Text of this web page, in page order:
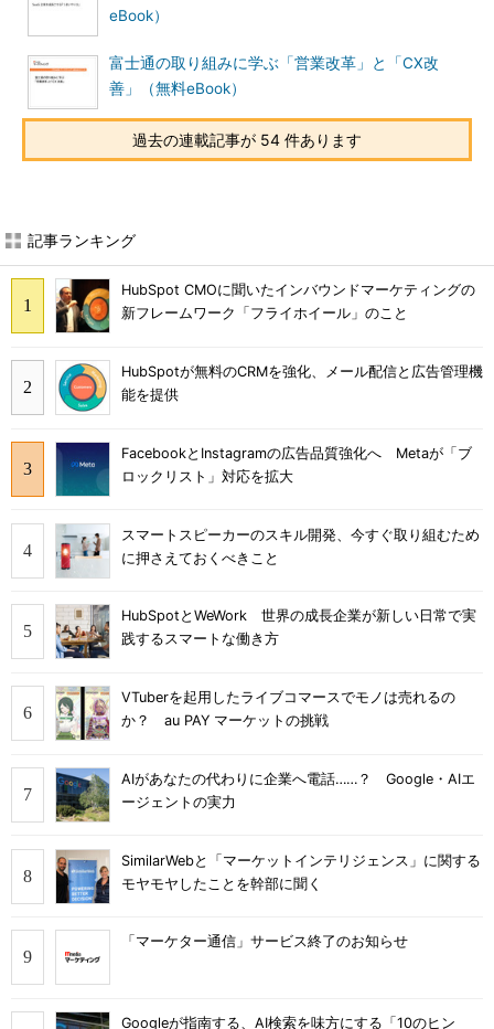
eBook）
富士通の取り組みに学ぶ「営業改革」と「CX改
善」（無料eBook）
過去の連載記事が 54 件あります
記事ランキング
HubSpot CMOに聞いたインバウンドマーケティングの
新フレームワーク「フライホイール」のこと
HubSpotが無料のCRMを強化、メール配信と広告管理機
能を提供
FacebookとInstagramの広告品質強化へ Metaが「ブ
ロックリスト」対応を拡大
スマートスピーカーのスキル開発、今すぐ取り組むため
に押さえておくべきこと
HubSpotとWeWork 世界の成長企業が新しい日常で実
践するスマートな働き方
VTuberを起用したライブコマースでモノは売れるの
か？ au PAY マーケットの挑戦
AIがあなたの代わりに企業へ電話……？ Google・AIエ
ージェントの実力
SimilarWebと「マーケットインテリジェンス」に関する
モヤモヤしたことを幹部に聞く
「マーケター通信」サービス終了のお知らせ
Googleが指南する、AI検索を味方にする「10のヒン